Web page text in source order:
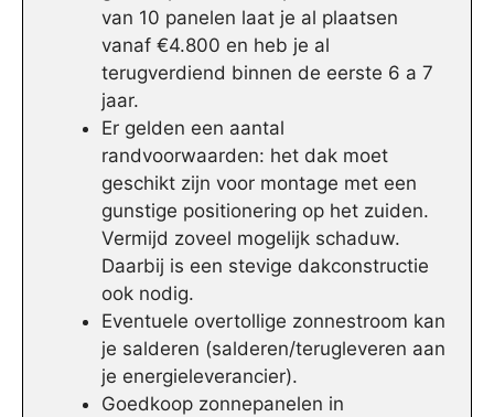
van 10 panelen laat je al plaatsen
vanaf €4.800 en heb je al
terugverdiend binnen de eerste 6 a 7
jaar.
Er gelden een aantal
randvoorwaarden: het dak moet
geschikt zijn voor montage met een
gunstige positionering op het zuiden.
Vermijd zoveel mogelijk schaduw.
Daarbij is een stevige dakconstructie
ook nodig.
Eventuele overtollige zonnestroom kan
je salderen (salderen/terugleveren aan
je energieleverancier).
Goedkoop zonnepanelen in